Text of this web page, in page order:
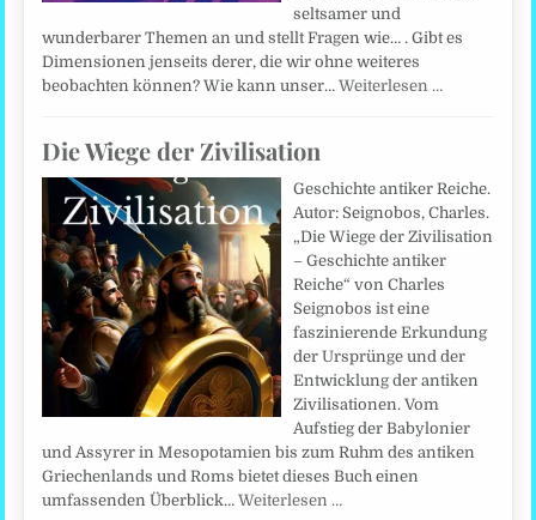
seltsamer und
wunderbarer Themen an und stellt Fragen wie… . Gibt es
Dimensionen jenseits derer, die wir ohne weiteres
beobachten können? Wie kann unser…Weiterlesen …
Die Wiege der Zivilisation
Geschichte antiker Reiche.
Autor: Seignobos, Charles.
„Die Wiege der Zivilisation
– Geschichte antiker
Reiche“ von Charles
Seignobos ist eine
faszinierende Erkundung
der Ursprünge und der
Entwicklung der antiken
Zivilisationen. Vom
Aufstieg der Babylonier
und Assyrer in Mesopotamien bis zum Ruhm des antiken
Griechenlands und Roms bietet dieses Buch einen
umfassenden Überblick…Weiterlesen …